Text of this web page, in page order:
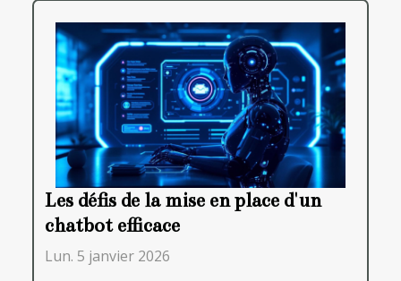
Les défis de la mise en place d'un
chatbot efficace
Lun. 5 janvier 2026